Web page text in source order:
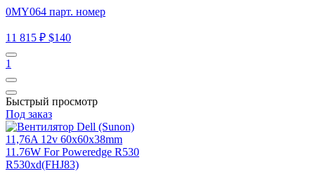
0MY064 парт. номер
11 815 ₽ $140
1
Быстрый просмотр
Под заказ